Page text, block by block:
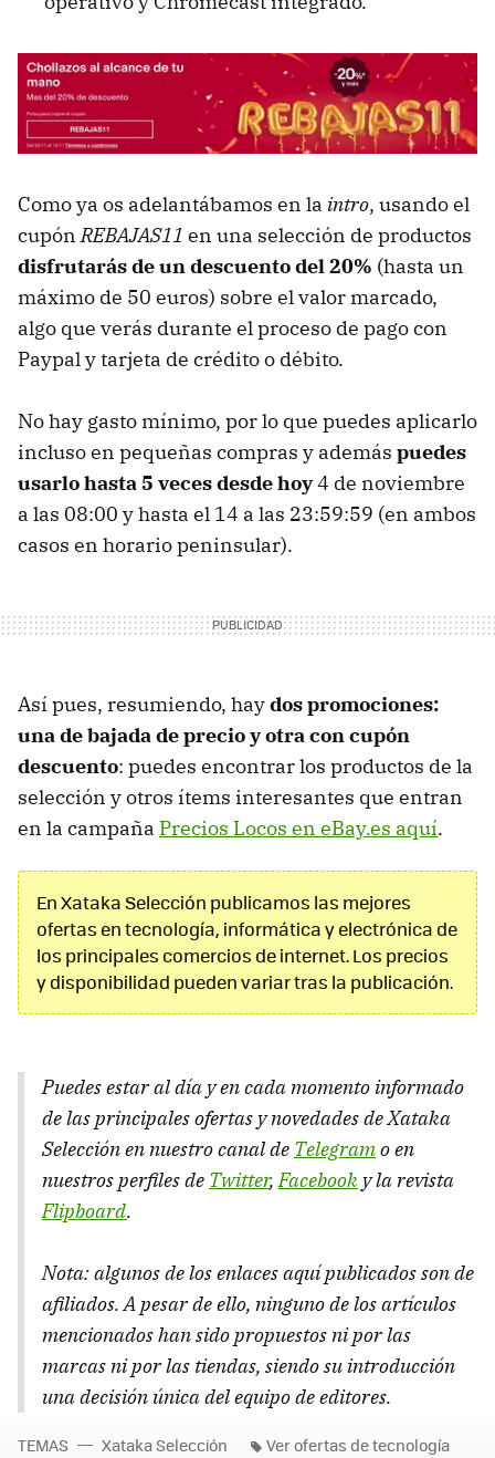
Como ya os adelantábamos en la intro, usando el
cupónREBAJAS11 en una selección de productos
disfrutarás de un descuento del 20% (hasta un
máximo de 50 euros) sobre el valor marcado,
algo que verás durante el proceso de pago con
Paypal y tarjeta de crédito o débito.
No hay gasto mínimo, por lo que puedes aplicarlo
incluso en pequeñas compras y además puedes
usarlo hasta 5 veces desde hoy4 de noviembre
a las 08:00 y hasta el 14 a las 23:59:59 (en ambos
casos en horario peninsular).
Así pues, resumiendo, haydos promociones:
una de bajada de precio y otra con cupón
descuento: puedes encontrar los productos de la
selección y otros ítems interesantes que entran
en la campaña Precios Locos en eBay.es aquí.
En Xataka Selección publicamos las mejores
ofertas en tecnología, informática y electrónica de
los principales comercios de internet. Los precios
y disponibilidad pueden variar tras la publicación.
Puedes estar al día y en cada momento informado
de las principales ofertas y novedades de Xataka
Selección en nuestro canal de Telegramo en
nuestros perfiles de Twitter,Facebook y la revista
Flipboard.
Nota: algunos de los enlaces aquí publicados son de
afiliados. A pesar de ello, ninguno de los artículos
mencionados han sido propuestos ni por las
marcas ni por las tiendas, siendo su introducción
una decisión única del equipo de editores.
TEMAS Xataka Selección Ver ofertas de tecnología